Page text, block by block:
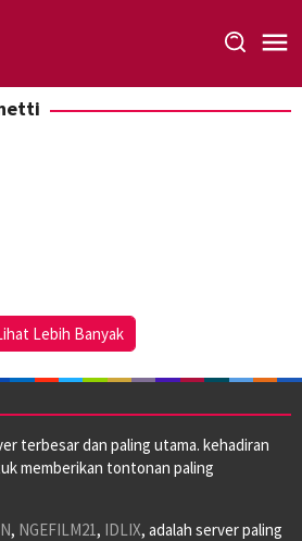
Lebih Banyak
terbesar dan paling utama. kehadiran
memberikan tontonan paling
, NGEFILM21, IDLIX, adalah server paling